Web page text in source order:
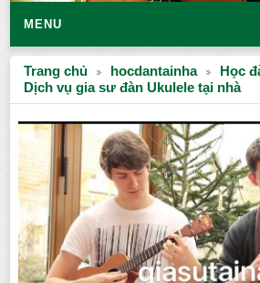
MENU
Trang chủ hocdantainha
Học
Dịch vụ gia sư đàn Ukulele tại nhà